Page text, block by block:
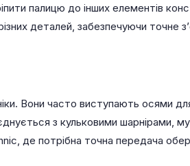
палицю до інших елементів
деталей, забезпечуючи точне
Вони часто виступають осями
з кульковими шарнірами,
де потрібна точна передача